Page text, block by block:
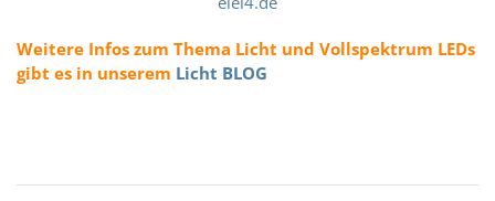
Weitere Infos zum Thema Licht und Vollspektrum LEDs
gibt es in unserem Licht BLOG